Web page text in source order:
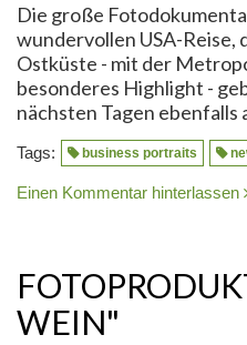
Die große
wundervollen USA-Reise,
Ostküste - mit der
besonderes Highlight -
nächsten Tagen ebenfalls
Tags: business portraits
Einen Kommentar hinterlassen
WEIN"